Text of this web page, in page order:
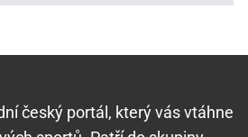
český portál, který vás vtáhne